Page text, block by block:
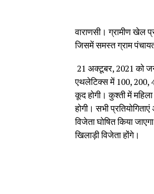
वाराणसी। ग्रामीण खेल
जिसमें समस्त ग्राम
21 अक्टूबर, 2021 को
एथलेटिक्स में 100, 200,
कूद होगी। कुश्ती में
होगी। सभी
विजेता घोषित किया
खिलाड़ी विजेता होंगे।